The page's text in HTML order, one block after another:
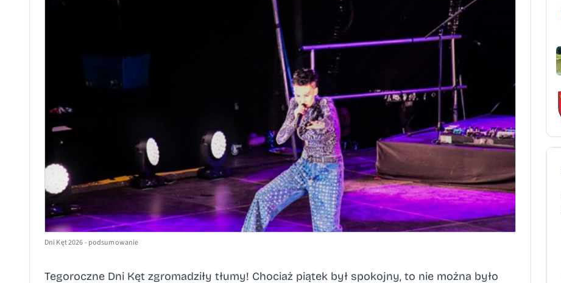
Dni Kęt 2026 - podsumowanie
Tegoroczne Dni Kęt zgromadziły tłumy! Chociaż piątek był spokojny, to nie można było